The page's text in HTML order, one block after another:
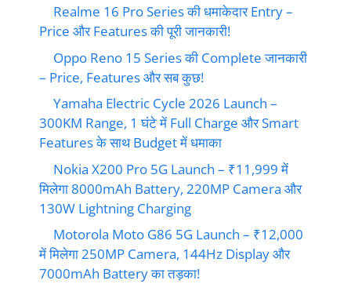
Realme 16 Pro Series की धमाकेदार Entry –
Price और Features की पूरी जानकारी!
Oppo Reno 15 Series की Complete जानकारी
– Price, Features और सब कुछ!
Yamaha Electric Cycle 2026 Launch –
300KM Range, 1 घंटे में Full Charge और Smart
Features के साथ Budget में धमाका
Nokia X200 Pro 5G Launch – ₹11,999 में
मिलेगा 8000mAh Battery, 220MP Camera और
130W Lightning Charging
Motorola Moto G86 5G Launch – ₹12,000
में मिलेगा 250MP Camera, 144Hz Display और
7000mAh Battery का तड़का!